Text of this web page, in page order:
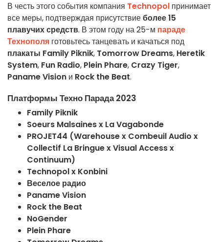
В честь этого события компания Technopol принимает
все меры, подтверждая присутствиеболее15
плавучих средств. В этом году на 25-м параде
Технополя готовьтесь танцевать и качаться под
плакаты Family Piknik, Tomorrow Dreams, Heretik
System, Fun Radio, Plein Phare, Crazy Tiger,
Paname Vision и Rock the Beat.
Платформы Техно Парада 2023
Family Piknik
Soeurs Malsaines x La Vagabonde
PROJET44 (Warehouse x Combeuil Audio x
Collectif La Bringue x Visual Access x
Continuum)
Technopol x Konbini
Веселое радио
Paname Vision
Rock the Beat
NoGender
Plein Phare